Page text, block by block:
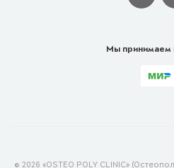
Мы принимаем
© 2026 «OSTEO POLY CLINIC»